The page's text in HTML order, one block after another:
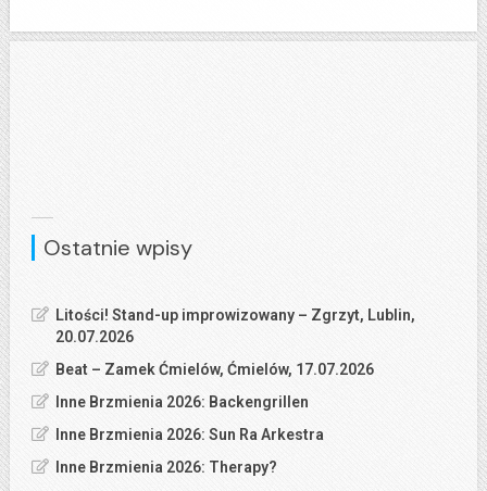
Ostatnie wpisy
Litości! Stand-up improwizowany – Zgrzyt, Lublin,
20.07.2026
Beat – Zamek Ćmielów, Ćmielów, 17.07.2026
Inne Brzmienia 2026: Backengrillen
Inne Brzmienia 2026: Sun Ra Arkestra
Inne Brzmienia 2026: Therapy?